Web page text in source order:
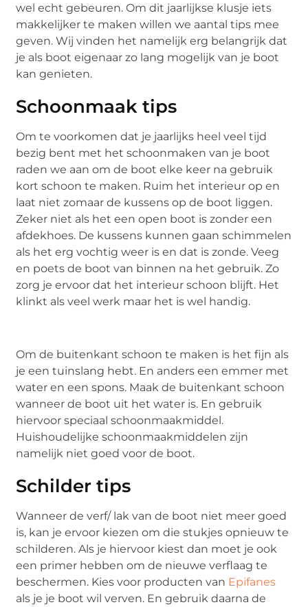
wel echt gebeuren. Om dit jaarlijkse klusje iets
makkelijker te maken willen we aantal tips mee
geven. Wij vinden het namelijk erg belangrijk dat
je als boot eigenaar zo lang mogelijk van je boot
kan genieten.
Schoonmaak tips
Om te voorkomen dat je jaarlijks heel veel tijd
bezig bent met het schoonmaken van je boot
raden we aan om de boot elke keer na gebruik
kort schoon te maken. Ruim het interieur op en
laat niet zomaar de kussens op de boot liggen.
Zeker niet als het een open boot is zonder een
afdekhoes. De kussens kunnen gaan schimmelen
als het erg vochtig weer is en dat is zonde. Veeg
en poets de boot van binnen na het gebruik. Zo
zorg je ervoor dat het interieur schoon blijft. Het
klinkt als veel werk maar het is wel handig.
Om de buitenkant schoon te maken is het fijn als
je een tuinslang hebt. En anders een emmer met
water en een spons. Maak de buitenkant schoon
wanneer de boot uit het water is. En gebruik
hiervoor speciaal schoonmaakmiddel.
Huishoudelijke schoonmaakmiddelen zijn
namelijk niet goed voor de boot.
Schilder tips
Wanneer de verf/ lak van de boot niet meer goed
is, kan je ervoor kiezen om die stukjes opnieuw te
schilderen. Als je hiervoor kiest dan moet je ook
een primer hebben om de nieuwe verflaag te
beschermen. Kies voor producten van Epifanes
als je je boot wil verven. En gebruik daarna de